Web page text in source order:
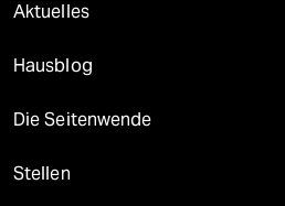
Aktuelles
Hausblog
Die Seitenwende
Stellen